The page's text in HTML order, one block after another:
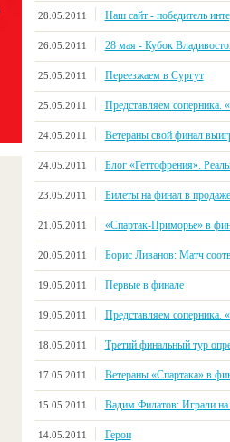
28.05.2011 Наш сайт - победитель
26.05.2011 28 мая - Кубок
25.05.2011 Переезжаем в Сургут
25.05.2011 Представляем соперника.
24.05.2011 Ветераны свой финал
24.05.2011 Блог «Геттофрения».
23.05.2011 Билеты на финал в продаже
21.05.2011 «Спартак-Приморье» в
20.05.2011 Борис Ливанов: Матч
19.05.2011 Первые в финале
19.05.2011 Представляем соперника.
18.05.2011 Третий финальный тур
17.05.2011 Ветераны «Спартака» в
15.05.2011 Вадим Филатов: Играли на
14.05.2011 Герои